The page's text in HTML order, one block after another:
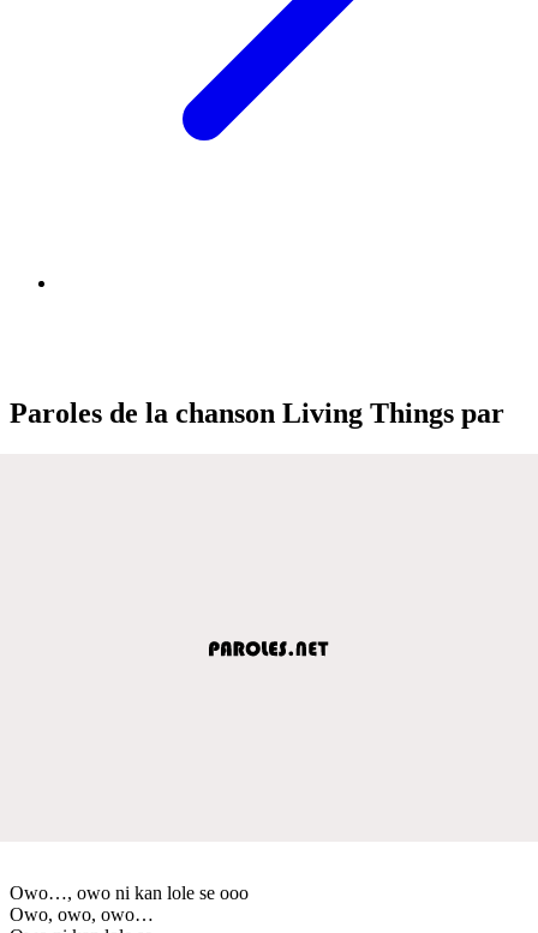
Paroles de la chanson Living Things par
Owo…, owo ni kan lole se ooo
Owo, owo, owo…